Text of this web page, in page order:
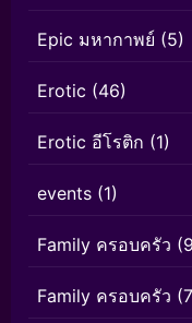
Epic มหากาพย์ (5)
Erotic (46)
Erotic อีโรติก (1)
events (1)
Family ครอบครัว
Family ครอบครัว